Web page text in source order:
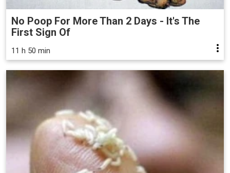
No Poop For More Than 2 Days - It's The
First Sign Of
11 h 50 min